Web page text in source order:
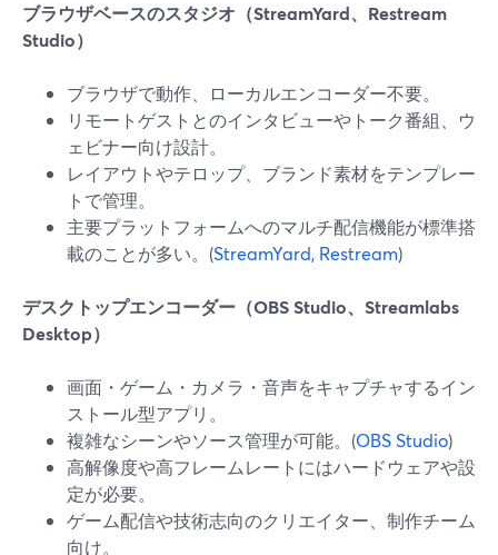
ブラウザベースのスタジオ（StreamYard、Restream
Studio）
ブラウザで動作、ローカルエンコーダー不要。
リモートゲストとのインタビューやトーク番組、ウ
ェビナー向け設計。
レイアウトやテロップ、ブランド素材をテンプレー
トで管理。
主要プラットフォームへのマルチ配信機能が標準搭
載のことが多い。(StreamYard, Restream)
デスクトップエンコーダー（OBS Studio、Streamlabs
Desktop）
画面・ゲーム・カメラ・音声をキャプチャするイン
ストール型アプリ。
複雑なシーンやソース管理が可能。(OBS Studio)
高解像度や高フレームレートにはハードウェアや設
定が必要。
ゲーム配信や技術志向のクリエイター、制作チーム
向け。